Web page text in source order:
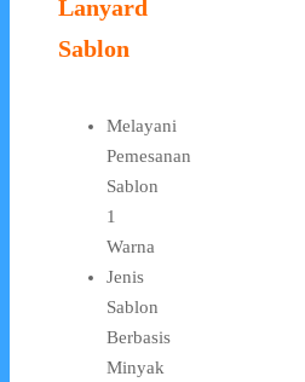
Lanyard
Sablon
Melayani
Pemesanan
Sablon
1
Warna
Jenis
Sablon
Berbasis
Minyak